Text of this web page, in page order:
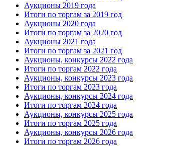
Аукционы 2019 года
Итоги по торгам за 2019 год
Аукционы 2020 года
Итоги по торгам за 2020 год
Аукционы 2021 года
Итоги по торгам за 2021 год
Аукционы, конкурсы 2022 года
Итоги по торгам 2022 года
Аукционы, конкурсы 2023 года
Итоги по торгам 2023 года
Аукционы, конкурсы 2024 года
Итоги по торгам 2024 года
Аукционы, конкурсы 2025 года
Итоги по торгам 2025 года
Аукционы, конкурсы 2026 года
Итоги по торгам 2026 года